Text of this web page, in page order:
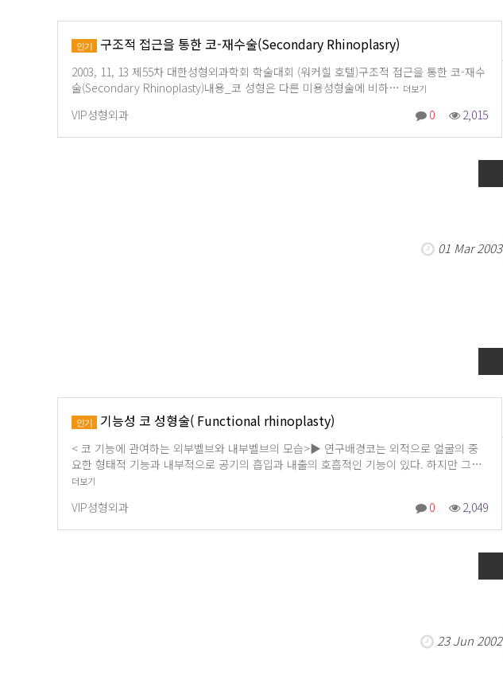
인기 구조적 접근을 통한 코-재수술(Secondary Rhinoplasry)
2003, 11, 13 제55차 대한성형외과학회 학술대회 (워커힐 호텔)구조적 접근을 통한 코-재수
술(Secondary Rhinoplasty)내용_코 성형은 다른 미용성형술에 비하… 더보기
VIP성형외과 0 2,015
01 Mar 2003
인기 기능성 코 성형술( Functional rhinoplasty)
< 코 기능에 관여하는 외부벨브와 내부벨브의 모습>▶ 연구배경코는 외적으로 얼굴의 중
요한 형태적 기능과 내부적으로 공기의 흡입과 내출의 호흡적인 기능이 있다. 하지만 그…
더보기
VIP성형외과 0 2,049
23 Jun 2002